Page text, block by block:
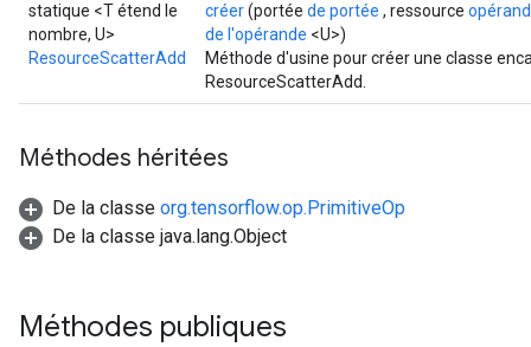
statique <T étend le
nombre, U>
ResourceScatterAdd
créer(portée de portée , ressource
de l'opérande <U>)
Méthode d'usine pour créer une classe
ResourceScatterAdd.
Méthodes héritées
De la classe org.tensorflow.op.PrimitiveOp
De la classe java.lang.Object
Méthodes publiques